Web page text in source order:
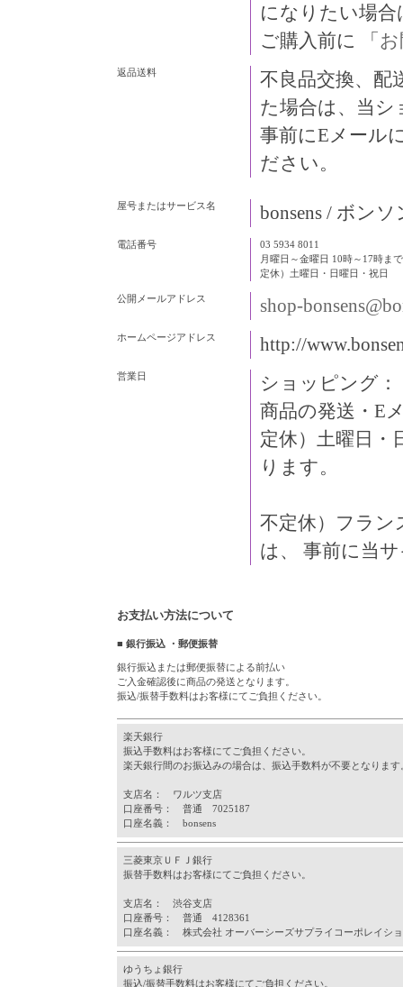
になりたい場
ご購入前に 「
返品送料
不良品交換、配
た場合は、当
事前にEメール
ださい。
屋号またはサービス名 bonsens / ボン
電話番号
03 5934 8011
月曜日～金曜日 10時～17時まで
定休）土曜日・日曜日・祝日
公開メールアドレス shop-
ホームページアドレス http://
営業日
ショッピング
商品の発送・E
定休）土曜日
ります。
不定休）フラン
は、 事前に当
お支払い方法について
■ 銀行振込 ・郵便振替
銀行振込または郵便振替による前払い
ご入金確認後に商品の発送となります。
振込/振替手数料はお客様にてご負担ください。
楽天銀行
振込手数料はお客様にてご負担ください。
楽天銀行間のお振込みの場合は、振込手数料が不要となります
支店名： ワルツ支店
口座番号： 普通 7025187
口座名義： bonsens
三菱東京ＵＦＪ銀行
振替手数料はお客様にてご負担ください。
支店名： 渋谷支店
口座番号： 普通 4128361
口座名義： 株式会社 オーバーシーズサプライコーポレイシ
ゆうちょ銀行
振込/振替手数料はお客様にてご負担ください。